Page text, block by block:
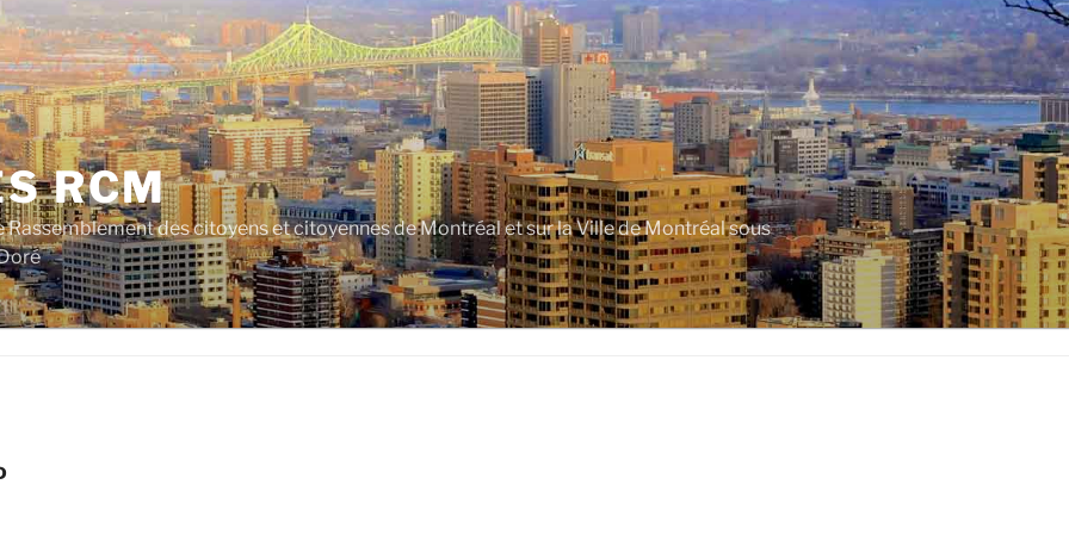
RCM
des citoyens et citoyennes de Montréal et sur la Ville de Montréal sous